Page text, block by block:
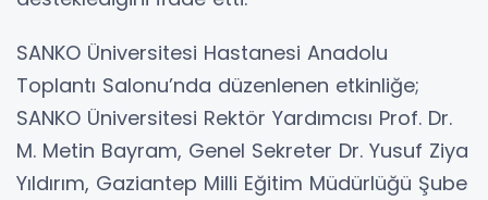
SANKO Üniversitesi Hastanesi Anadolu
Toplantı Salonu’nda düzenlenen etkinliğe;
SANKO Üniversitesi Rektör Yardımcısı Prof. Dr.
M. Metin Bayram, Genel Sekreter Dr. Yusuf Ziya
Yıldırım, Gaziantep Milli Eğitim Müdürlüğü Şube